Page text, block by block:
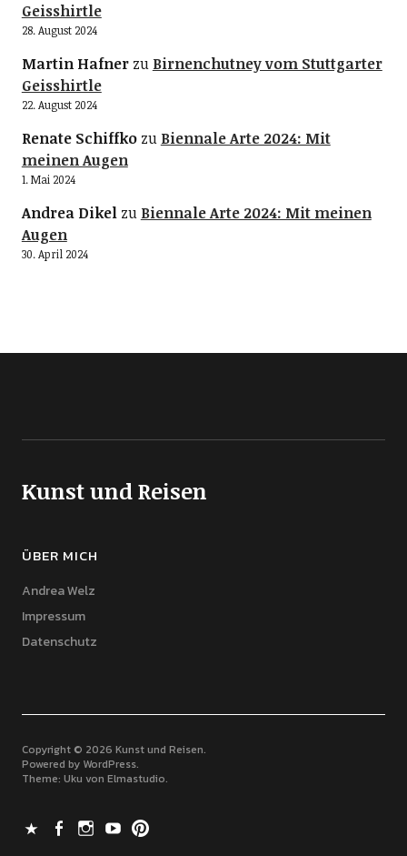
Geisshirtle
28. August 2024
Martin Hafnerzu Birnenchutney vom Stuttgarter
Geisshirtle
22. August 2024
Renate Schiffkozu Biennale Arte 2024: Mit
meinen Augen
1. Mai 2024
Andrea Dikelzu Biennale Arte 2024: Mit meinen
Augen
30. April 2024
Kunst und Reisen
ÜBER MICH
Andrea Welz
Impressum
Datenschutz
Copyright © 2026 Kunst und Reisen
Powered by WordPress
Theme: Uku von Elmastudio